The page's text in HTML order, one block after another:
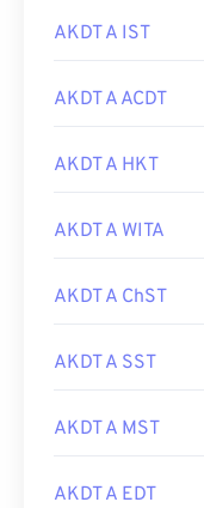
AKDT A IST
AKDT A ACDT
AKDT A HKT
AKDT A WITA
AKDT A ChST
AKDT A SST
AKDT A MST
AKDT A EDT